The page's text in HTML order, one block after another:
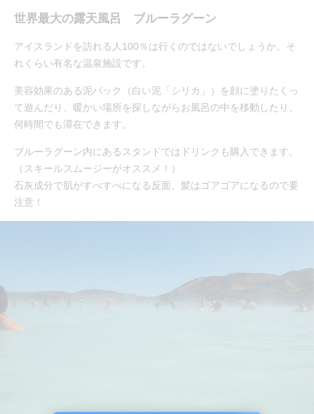
世界最大の露天風呂 ブルーラグーン
アイスランドを訪れる人100％は行くのではないでしょうか。そ
れくらい有名な温泉施設です。
美容効果のある泥パック（白い泥「シリカ」）を顔に塗りたくっ
て遊んだり、暖かい場所を探しながらお風呂の中を移動したり、
何時間でも滞在できます。
ブルーラグーン内にあるスタンドではドリンクも購入できます。
（スキールスムージーがオススメ！）
石灰成分で肌がすべすべになる反面、髪はゴアゴアになるので要
注意！